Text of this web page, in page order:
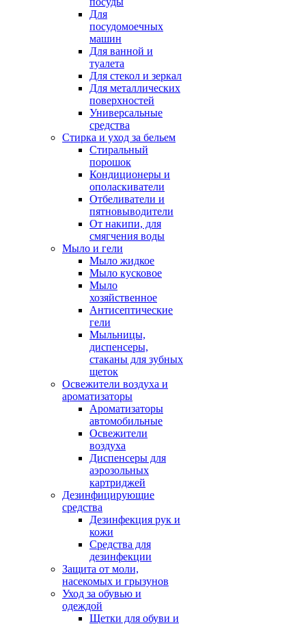
Для
посудомоечных
машин
Для ванной и
туалета
Для стекол и зеркал
Для металлических
поверхностей
Универсальные
средства
Стирка и уход за бельем
Стиральный
порошок
Кондиционеры и
ополаскиватели
Отбеливатели и
пятновыводители
От накипи, для
смягчения воды
Мыло и гели
Мыло жидкое
Мыло кусковое
Мыло
хозяйственное
Антисептические
гели
Мыльницы,
диспенсеры,
стаканы для зубных
щеток
Освежители воздуха и
ароматизаторы
Ароматизаторы
автомобильные
Освежители
воздуха
Диспенсеры для
аэрозольных
картриджей
Дезинфицирующие
средства
Дезинфекция рук и
кожи
Средства для
дезинфекции
Защита от моли,
насекомых и грызунов
Уход за обувью и
одеждой
Щетки для обуви и